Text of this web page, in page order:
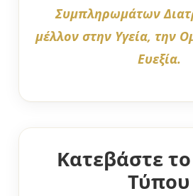
Συμπληρωμάτων
μέλλον στην Υγεία, την
Ευεξία.
Κατεβάστε
Τύπου